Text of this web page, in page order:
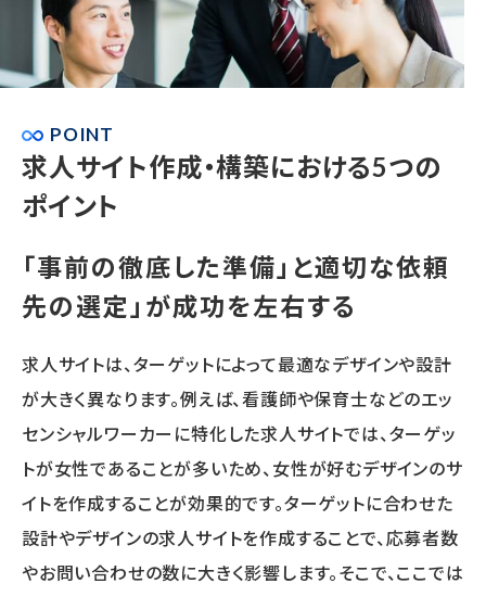
POINT
求人サイト作成・構築における5つの
ポイント
「事前の徹底した準備」と適切な依頼
先の選定」が成功を左右する
求人サイトは、ターゲットによって最適なデザインや設計
が大きく異なります。例えば、看護師や保育士などのエッ
センシャルワーカーに特化した求人サイトでは、ターゲッ
トが女性であることが多いため、女性が好むデザインのサ
イトを作成することが効果的です。ターゲットに合わせた
設計やデザインの求人サイトを作成することで、応募者数
やお問い合わせの数に大きく影響します。そこで、ここでは